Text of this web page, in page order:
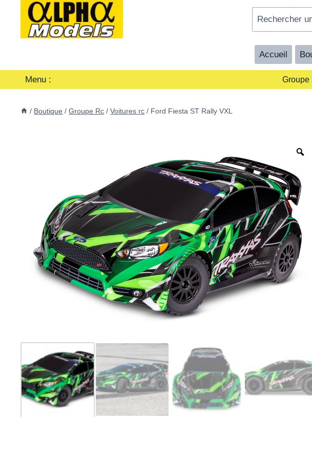
contenu
Rechercher
Accueil
Menu : Groupe
/ Boutique / Groupe Rc / Voitures rc / Ford Fiesta ST Rally VXL